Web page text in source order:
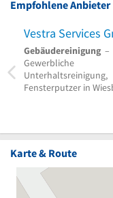
Empfohlene Anbieter
Vestra Services
Gebäudereinigung –
Gewerbliche
Unterhaltsreinigung,
Fensterputzer in
Karte & Route